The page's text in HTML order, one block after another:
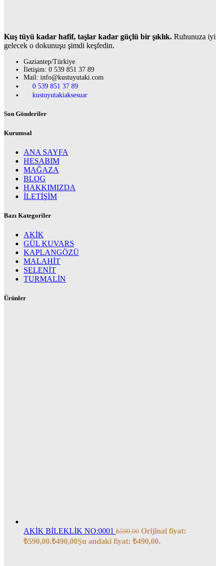
Kuş tüyü kadar hafif, taşlar kadar güçlü bir şıklık. Ruhunuza iyi
gelecek o dokunuşu şimdi keşfedin.
Gaziantep/Türkiye
İletişim: 0 539 851 37 89
Mail: info@kustuyutaki.com
0 539 851 37 89
kustuyutakiaksesuar
Son Gönderiler
Kurumsal
ANA SAYFA
HESABIM
MAĞAZA
BLOG
HAKKIMIZDA
İLETİŞİM
Bazı Kategoriler
AKİK
GÜL KUVARS
KAPLANGÖZÜ
MALAHİT
SELENİT
TURMALİN
Ürünler
AKİK BİLEKLİK NO:0001 ₺590,00 Orijinal fiyat:
₺590,00.₺490,00Şu andaki fiyat: ₺490,00.